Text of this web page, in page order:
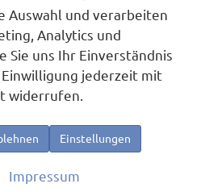
Getriebe
Doppelkupplungsgetriebe (DSG)
Außenfarbe
[1Z1Z] Black Magic Metallic
Kilometerstand20 km
Details
4,60 l/100km
Auswahl und verarbeiten
Analytics und
Sie uns Ihr Einverständnis
jederzeit mit
widerrufen.
Einstellungen
Impressum